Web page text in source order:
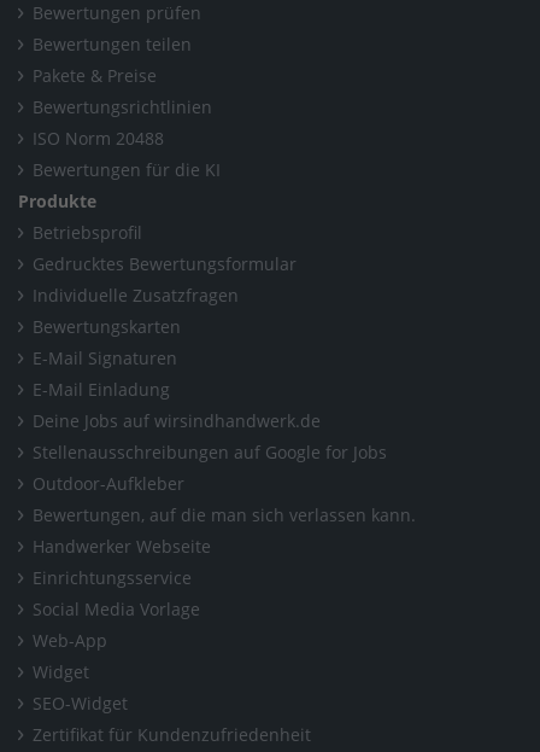
Bewertungen prüfen
Bewertungen teilen
Pakete & Preise
Bewertungsrichtlinien
ISO Norm 20488
Bewertungen für die KI
Produkte
Betriebsprofil
Gedrucktes Bewertungsformular
Individuelle Zusatzfragen
Bewertungskarten
E-Mail Signaturen
E-Mail Einladung
Deine Jobs auf wirsindhandwerk.de
Stellenausschreibungen auf Google for Jobs
Outdoor-Aufkleber
Bewertungen, auf die man sich verlassen kann.
Handwerker Webseite
Einrichtungsservice
Social Media Vorlage
Web-App
Widget
SEO-Widget
Zertifikat für Kundenzufriedenheit